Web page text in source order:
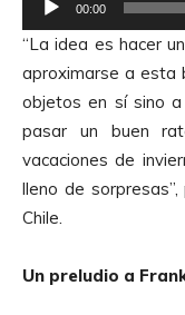
e
p
r
o
d
u
c
t
r
00:00
“La idea es hacer
aproximarse a esta
objetos en sí sino
pasar un buen
vacaciones de
lleno de
Chile.
Un preludio a